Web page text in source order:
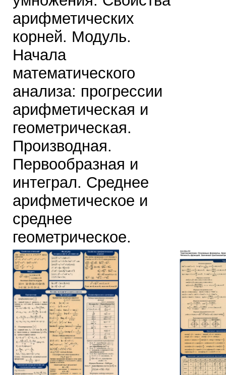
арифметических
корней. Модуль.
Начала
математического
анализа: прогрессии
арифметическая и
геометрическая.
Производная.
Первообразная и
интеграл. Среднее
арифметическое и
среднее
геометрическое.